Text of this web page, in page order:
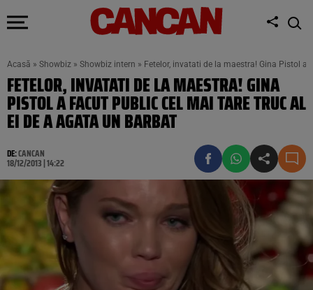
Acasă » Showbiz » Showbiz intern » Fetelor, invatati de la maestra! Gina Pistol
FETELOR, INVATATI DE LA MAESTRA! GINA
PISTOL A FACUT PUBLIC CEL MAI TARE TRUC AL
EI DE A AGATA UN BARBAT
DE:CANCAN
18/12/2013 | 14:22